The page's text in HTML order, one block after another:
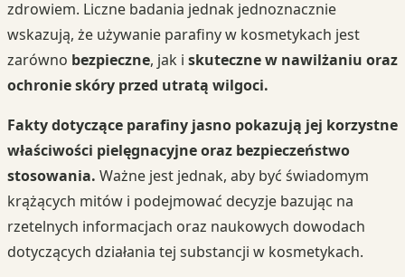
zdrowiem. Liczne badania jednak jednoznacznie
wskazują, że używanie parafiny w kosmetykach jest
zarówno bezpieczne, jak i skuteczne w nawilżaniu oraz
ochronie skóry przed utratą wilgoci.
Fakty dotyczące parafiny jasno pokazują jej korzystne
właściwości pielęgnacyjne oraz bezpieczeństwo
stosowania. Ważne jest jednak, aby być świadomym
krążących mitów i podejmować decyzje bazując na
rzetelnych informacjach oraz naukowych dowodach
dotyczących działania tej substancji w kosmetykach.